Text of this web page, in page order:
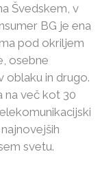
Švedskem, v
BG je ena
pod okriljem
osebne
oblaku in drugo.
na več kot 30
svetu.